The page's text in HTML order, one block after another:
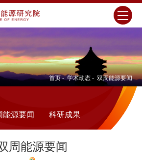
首页 - 学术动态 - 双周能源要闻
能源要闻 科研成果
周能源要闻